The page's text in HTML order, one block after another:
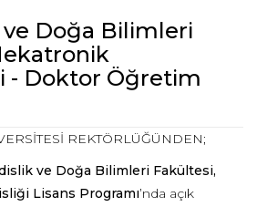
Doğa Bilimleri
- Doktor Öğretim
REKTÖRLÜĞÜNDEN;
ve Doğa Bilimleri Fakültesi,
Lisans Programı’nda açık